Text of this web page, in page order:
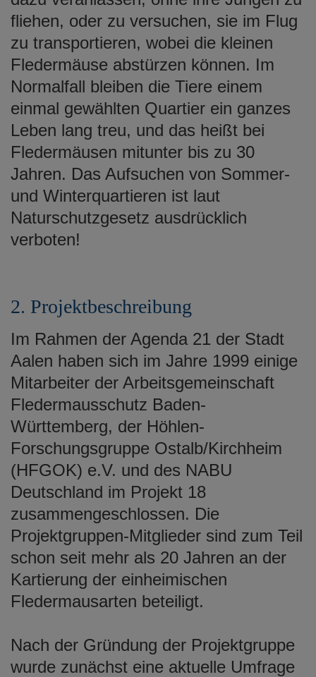
fliehen, oder zu versuchen, sie im Flug
zu transportieren, wobei die kleinen
Fledermäuse abstürzen können. Im
Normalfall bleiben die Tiere einem
einmal gewählten Quartier ein ganzes
Leben lang treu, und das heißt bei
Fledermäusen mitunter bis zu 30
Jahren. Das Aufsuchen von Sommer-
und Winterquartieren ist laut
Naturschutzgesetz ausdrücklich
verboten!
2. Projektbeschreibung
Im Rahmen der Agenda 21 der Stadt
Aalen haben sich im Jahre 1999 einige
Mitarbeiter der Arbeitsgemeinschaft
Fledermausschutz Baden-
Württemberg, der Höhlen-
Forschungsgruppe Ostalb/Kirchheim
(HFGOK) e.V. und des NABU
Deutschland im Projekt 18
zusammengeschlossen. Die
Projektgruppen-Mitglieder sind zum Teil
schon seit mehr als 20 Jahren an der
Kartierung der einheimischen
Fledermausarten beteiligt.
Nach der Gründung der Projektgruppe
wurde zunächst eine aktuelle Umfrage